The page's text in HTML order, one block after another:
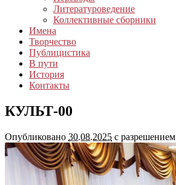
Литературоведение
Коллективные сборники
Имена
Творчество
Публицистика
В пути
История
Контакты
КУЛЬТ-00
Опубликовано 30.08.2025 с разрешением